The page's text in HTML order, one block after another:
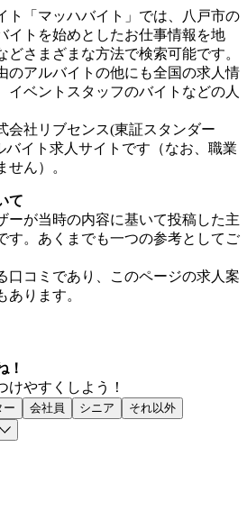
ト「マッハバイト」では、八戸市の
イトを始めとしたお仕事情報を地
さまざまな方法で検索可能です。
のアルバイトの他にも全国の求人情
イベントスタッフのバイトなどの人
会社リブセンス(東証スタンダー
バイト求人サイトです（なお、職業
ん）。
て
が当時の内容に基いて投稿した主
す。あくまでも一つの参考としてご
コミであり、このページの求人案
ります。
！
けやすくしよう！
ー 会社員 シニア
それ以外